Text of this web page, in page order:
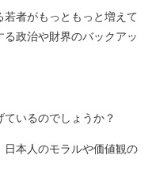
者がもっともっと増えて
政治や財界のバックアッ
いるのでしょうか？
日本人のモラルや価値観の